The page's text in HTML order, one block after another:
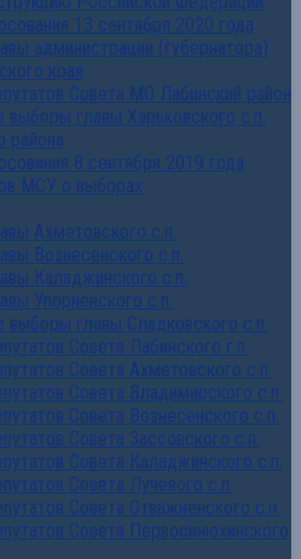
13 сентября 2020 года
администрации (губернатора)
края
Совета МО Лабинский район
главы Харьковского с.п.
района
8 сентября 2019 года
МСУ о выборах
Ахметовского с.п.
Вознесенского с.п.
Каладжинского с.п.
Упорненского с.п.
выборы главы Сладковского с.п.
Совета Лабинского г.п.
Совета Ахметовского с.п.
Совета Владимирского с.п.
Совета Вознесенского с.п.
Совета Зассовского с.п.
Совета Каладжинского с.п.
Совета Лучевого с.п.
Совета Отважненского с.п.
Совета Первосинюхинского